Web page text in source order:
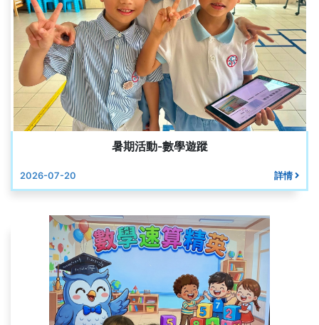
暑期活動-數學遊蹤
2026-07-20 詳情